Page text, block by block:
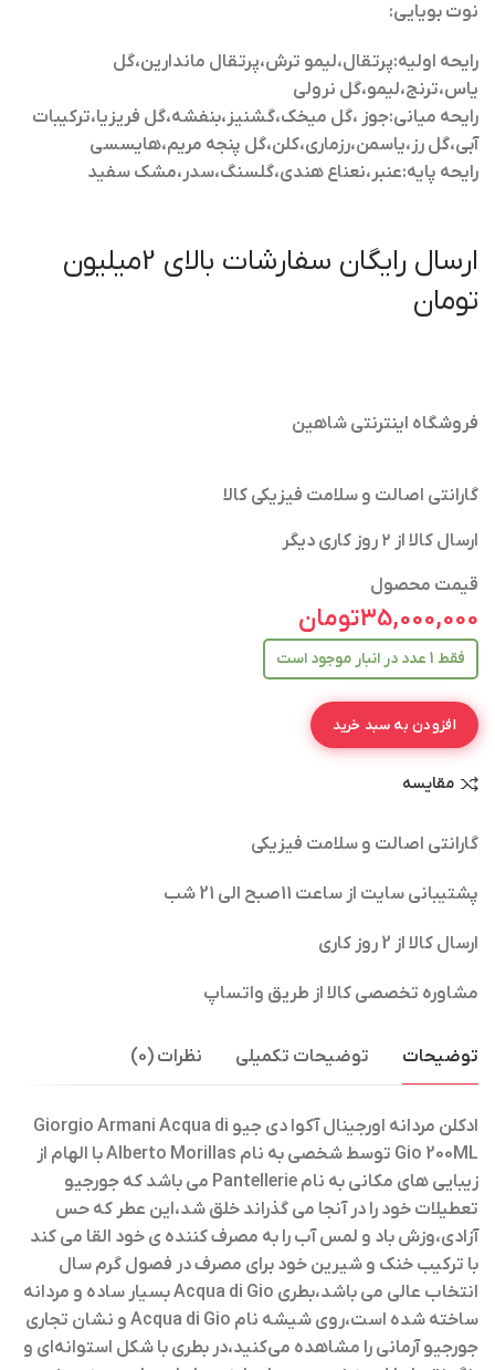
نوت بویایی:
رایحه اولیه:پرتقال،لیمو ترش،پرتقال ماندارین،گل
یاس،ترنج،لیمو،گل نرولی
رایحه میانی:جوز ،گل میخک،گشنیز،بنفشه،گل فریزیا،ترکیبات
آبی،گل رز،یاسمن،رزماری،کلن،گل پنجه مریم،هایسسی
رایحه پایه:عنبر،نعناع هندی،گلسنگ،سدر،مشک سفید
ارسال رایگان سفارشات بالای 2میلیون
تومان
فروشگاه اینترنتی شاهین
گارانتی اصالت و سلامت فیزیکی کالا
ارسال کالا از ۲ روز کاری دیگر
قیمت محصول
35,000,000تومان
فقط 1 عدد در انبار موجود است
افزودن به سبد خرید
مقایسه
گارانتی اصالت و سلامت فیزیکی
پشتیبانی سایت از ساعت 11صبح الی 21 شب
ارسال کالا از 2 روز کاری
مشاوره تخصصی کالا از طریق واتساپ
توضیحات توضیحات تکمیلی نظرات (0)
ادکلن مردانه اورجینال آکوا دی جیو Giorgio Armani Acqua di
Gio 200ML
توسط شخصی به نام Alberto Morillas با الهام از
زیبایی های مکانی به نام Pantellerie می باشد که جورجیو
تعطیلات خود را در آنجا می گذراند خلق شد،این عطر که حس
آزادی،وزش باد و لمس آب را به مصرف کننده ی خود القا می کند
با ترکیب خنک و شیرین خود برای مصرف در فصول گرم سال
انتخاب عالی می باشد،بطری Acqua di Gio بسیار ساده و مردانه
ساخته شده است،روی شیشه نام Acqua di Gio و نشان تجاری
جورجیو آرمانی را مشاهده می‌کنید،در بطری با شکل استوانه‌ای و